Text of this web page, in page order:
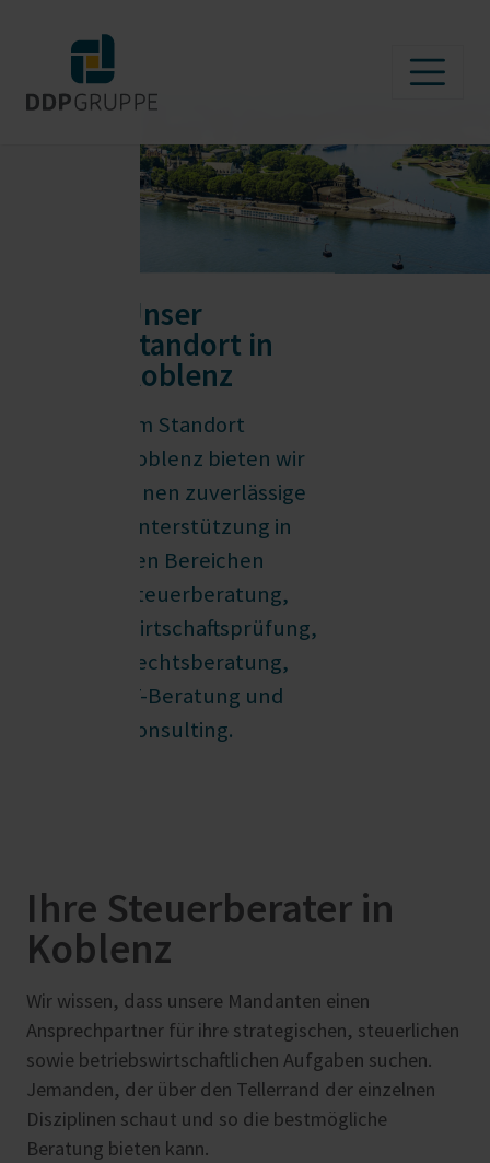
Unser
Standort in
Koblenz
Am Standort
Koblenz bieten wir
Ihnen zuverlässige
Unterstützung in
den Bereichen
Steuerberatung,
Wirtschaftsprüfung,
Rechtsberatung,
IT-Beratung und
Consulting.
Ihre Steuerberater in
Koblenz
Wir wissen, dass unsere Mandanten einen
Ansprechpartner für ihre strategischen, steuerlichen
sowie betriebswirtschaftlichen Aufgaben suchen.
Jemanden, der über den Tellerrand der einzelnen
Disziplinen schaut und so die bestmögliche
Beratung bieten kann.